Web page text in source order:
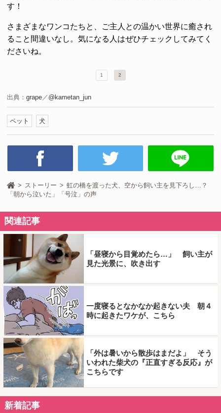
す！
さまざまなワンコたちと、ご主人との温かい世界に癒され
ること間違いなし。気になる人はぜひチェックしてみてく
ださいね。
1 2
出典： grape ／ @kametan_jun
ペット 犬
ストーリー
虹の橋を渡った犬、空から飼い主を見下ろし…？
「朝から泣いた」「号泣」の声
関連記事
「昼寝から目覚めたら…」 飼い主が
見た光景に、吹き出す
一度寝るとなかなか起きない夫 朝４
時に起きたワケが、こちら
「外は暑いから散歩はまだよ」 そう
いわれた柴犬の『正直すぎる反応』が
こちらです
新着記事